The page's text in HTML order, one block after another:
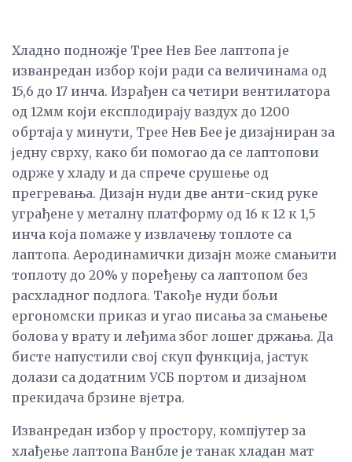
Хладно подножје Трее Нев Бее лаптопа је
изванредан избор који ради са величинама од
15,6 до 17 инча. Израђен са четири вентилатора
од 12мм који експлодирају ваздух до 1200
обртаја у минути, Трее Нев Бее је дизајниран за
једну сврху, како би помогао да се лаптопови
одрже у хладу и да спрече срушење од
прегревања. Дизајн нуди две анти-скид руке
уграђене у металну платформу од 16 к 12 к 1,5
инча која помаже у извлачењу топлоте са
лаптопа. Аеродинамички дизајн може смањити
топлоту до 20% у поређењу са лаптопом без
расхладног подлога. Такође нуди бољи
ергономски приказ и угао писања за смањење
болова у врату и леђима због лошег држања. Да
бисте напустили свој скуп функција, јастук
долази са додатним УСБ портом и дизајном
прекидача брзине вјетра.
Изванредан избор у простору, компјутер за
хлађење лаптопа Ванбле је танак хладан мат